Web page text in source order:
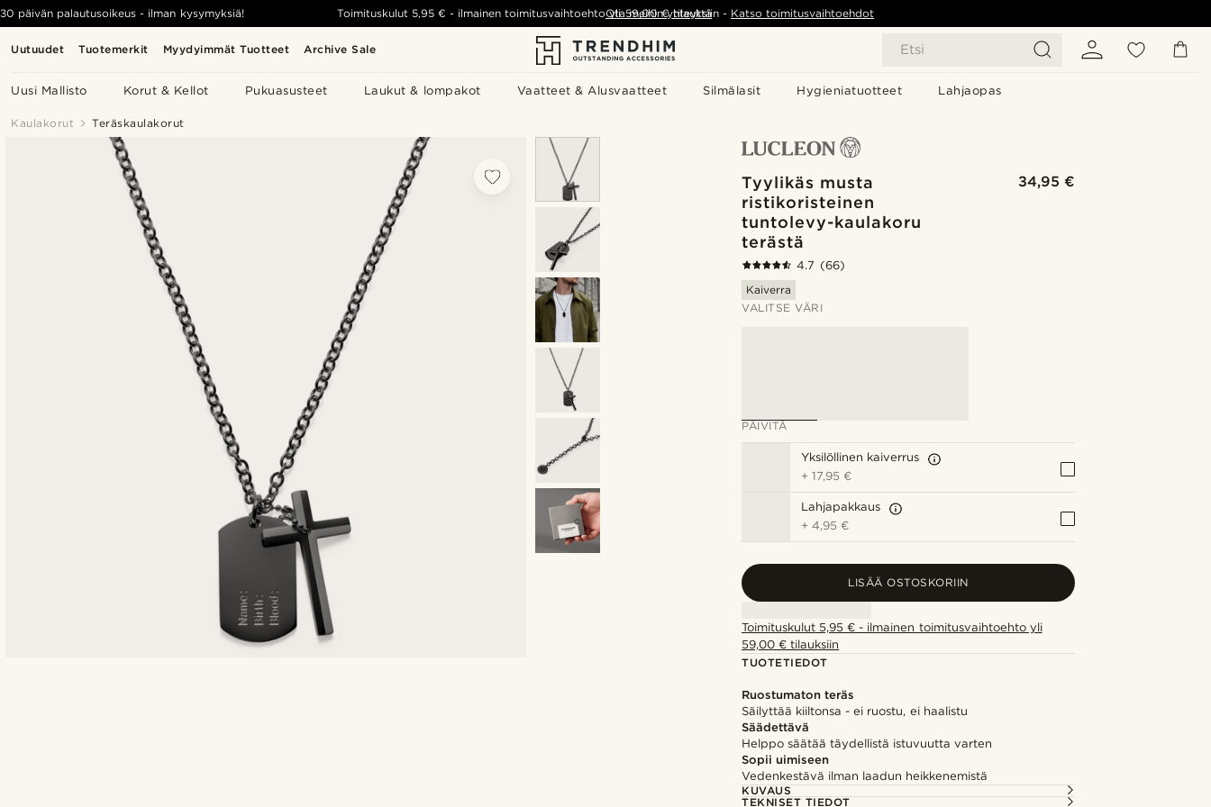
Uutuudet Tuotemerkit Myydyimmät Tuotteet Archive Sale Etsi
Uusi Mallisto Korut & Kellot Pukuasusteet Laukut & lompakot Vaatteet & Alusvaatteet Silmälasit Hygieniatuotteet Lahjaopas
30 päivän palautusoikeus - ilman kysymyksiä! Toimituskulut 5,95 € - ilmainen toimitusvaihtoehto yli 59,00 €tilauksiin - Katso toimitusvaihtoehdot
Ota meihin yhteyttä
Kaulakorut Teräskaulakorut
Tyylikäs musta
ristikoristeinen
tuntolevy-kaulakoru
terästä
34,95 €
4.7 (66)
Kaiverra
VALITSE VÄRI
PÄIVITÄ
Yksilöllinen kaiverrus
+17,95 €
Lahjapakkaus
+4,95 €
LISÄÄ OSTOSKORIIN
Toimituskulut 5,95 € - ilmainen toimitusvaihtoehto yli
59,00 € tilauksiin
TUOTETIEDOT
Ruostumaton teräs
Säilyttää kiiltonsa - ei ruostu, ei haalistu
Säädettävä
Helppo säätää täydellistä istuvuutta varten
Sopii uimiseen
Vedenkestävä ilman laadun heikkenemistä
KUVAUS
TEKNISET TIEDOT